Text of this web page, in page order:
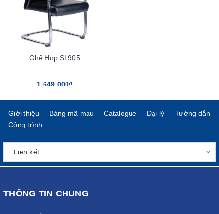
Ghế Họp SL905
1.649.000₫
Giới thiệu Bảng mã màu Catalogue Đại lý
Hướng dẫn
Công trình
THÔNG TIN CHUNG